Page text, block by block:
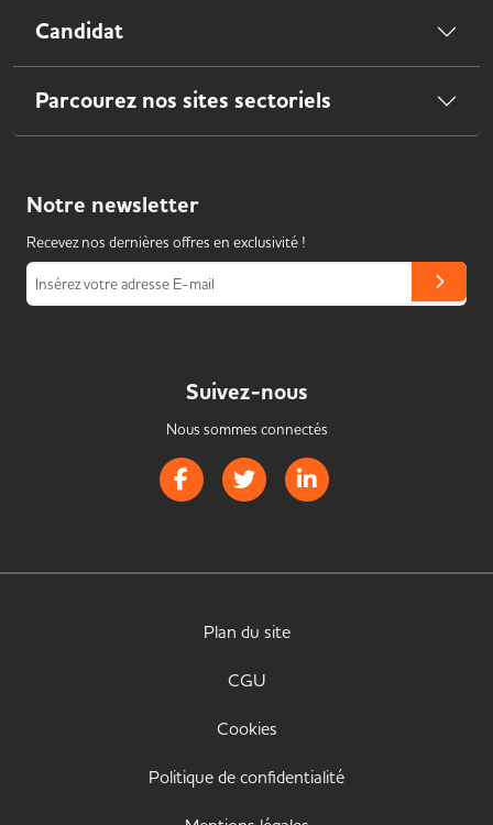
Candidat
Parcourez nos sites sectoriels
Notre newsletter
Recevez nos dernières offres en exclusivité !
Insérez votre adresse E-mail
Suivez-nous
Nous sommes connectés
Page Facebook de Handistrib
Page Twitter de Handistrib
Plan du site
CGU
Cookies
Politique de confidentialité